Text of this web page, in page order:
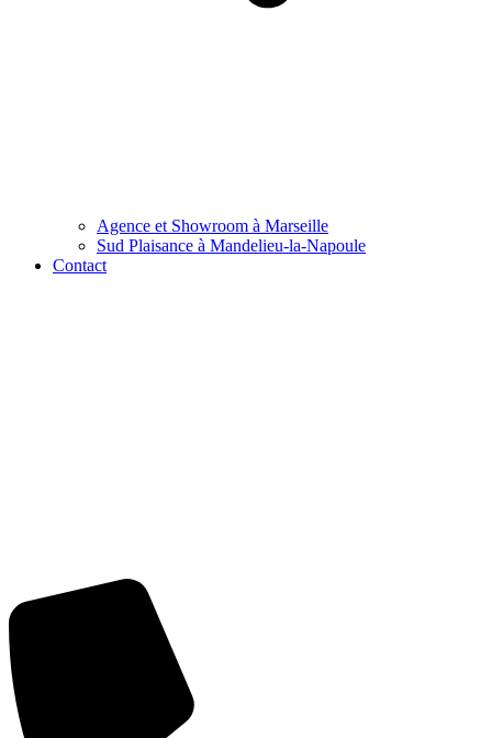
Agence et Showroom à Marseille
Sud Plaisance à Mandelieu-la-Napoule
Contact